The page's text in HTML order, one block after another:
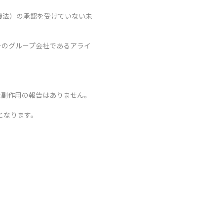
）の承認を受けていない未
グループ会社であるアライ
作用の報告はありません。
ります。